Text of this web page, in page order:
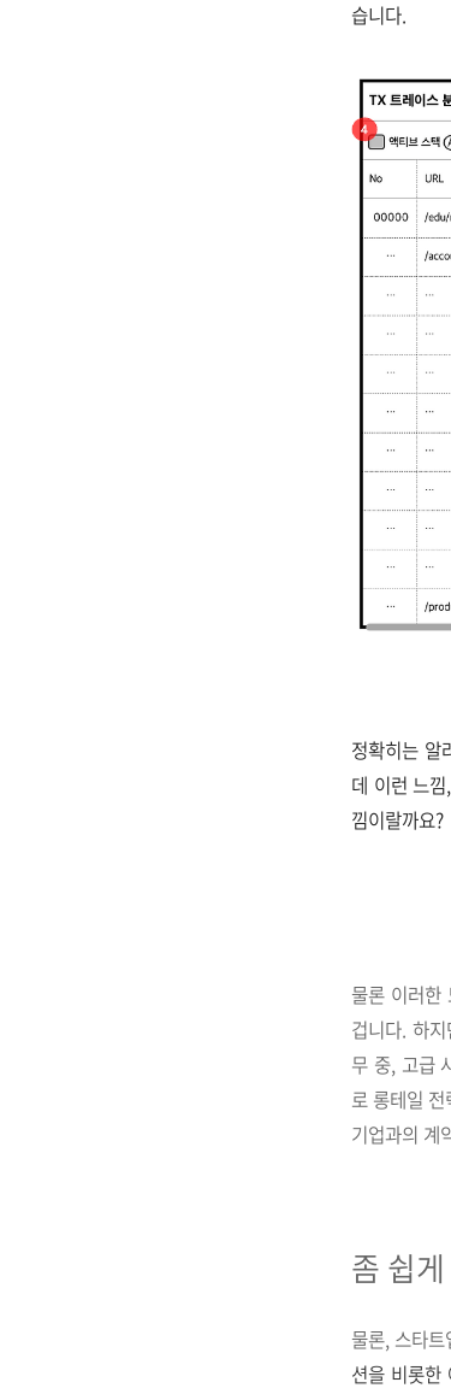
습니다.
정확히는 알
데 이런 느
낌이랄까요?
물론 이러한
겁니다. 하
무 중, 고급
로 롱테일
기업과의 계
좀 쉽
물론, 스타
션을 비롯한